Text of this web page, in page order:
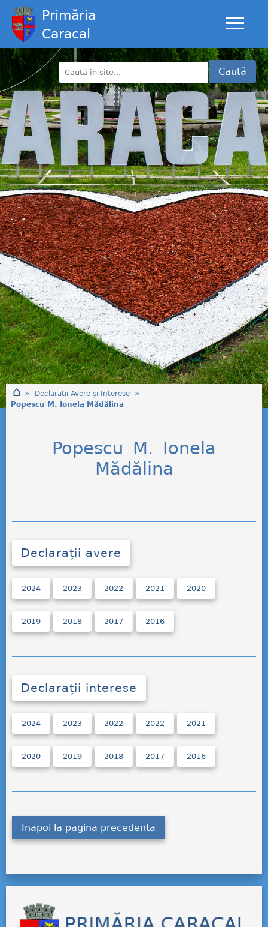
Primăria
Caracal
Caută
⌂ » Declarații Avere și Interese »
Popescu M. Ionela Mădălina
Popescu M. Ionela
Mădălina
Declarații avere
2024 2023 2022 2021 2020
2019 2018 2017 2016
Declarații interese
2024 2023 2022 2022 2021
2020 2019 2018 2017 2016
Inapoi la pagina precedenta